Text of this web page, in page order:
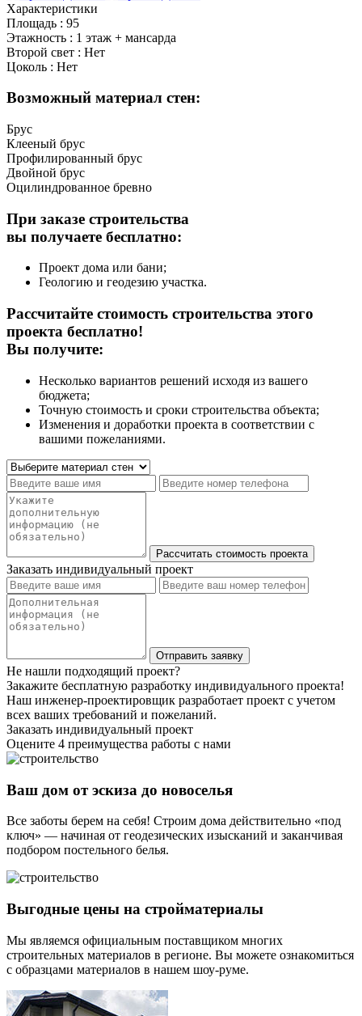
Характеристики
Площадь : 95
Этажность : 1 этаж + мансарда
Второй свет : Нет
Цоколь : Нет
Возможный материал стен:
Брус
Клееный брус
Профилированный брус
Двойной брус
Оцилиндрованное бревно
При заказе строительства
вы получаете бесплатно:
Проект дома или бани;
Геологию и геодезию участка.
Рассчитайте стоимость строительства этого
проекта бесплатно!
Вы получите:
Несколько вариантов решений исходя из вашего
бюджета;
Точную стоимость и сроки строительства объекта;
Изменения и доработки проекта в соответствии с
вашими пожеланиями.
Заказать индивидуальный проект
Не нашли подходящий проект?
Закажите бесплатную разработку индивидуального проекта!
Наш инженер-проектировщик разработает проект с учетом
всех ваших требований и пожеланий.
Заказать индивидуальный проект
Оцените 4 преимущества работы с нами
Ваш дом от эскиза до новоселья
Все заботы берем на себя! Строим дома действительно «под
ключ» — начиная от геодезических изысканий и заканчивая
подбором постельного белья.
Выгодные цены на стройматериалы
Мы являемся официальным поставщиком многих
строительных материалов в регионе. Вы можете ознакомиться
с образцами материалов в нашем шоу-руме.